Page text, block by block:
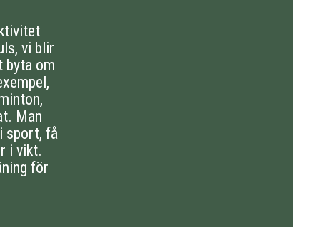
vi blir
byta om
Man
sport, få
i vikt.
för